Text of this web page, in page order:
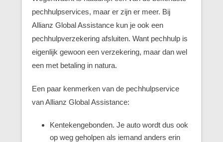
pechhulpservices, maar er zijn er meer. Bij
Allianz Global Assistance kun je ook een
pechhulpverzekering afsluiten. Want pechhulp is
eigenlijk gewoon een verzekering, maar dan wel
een met betaling in natura.
Een paar kenmerken van de pechhulpservice
van Allianz Global Assistance:
Kentekengebonden. Je auto wordt dus ook
op weg geholpen als iemand anders erin